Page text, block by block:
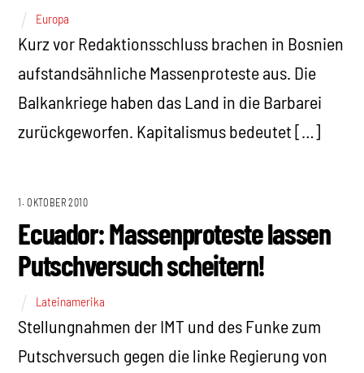
Europa
Kurz vor Redaktionsschluss brachen in Bosnien
aufstandsähnliche Massenproteste aus. Die
Balkankriege haben das Land in die Barbarei
zurückgeworfen. Kapitalismus bedeutet […]
1. OKTOBER 2010
Ecuador: Massenproteste lassen
Putschversuch scheitern!
Lateinamerika
Stellungnahmen der IMT und des Funke zum
Putschversuch gegen die linke Regierung von